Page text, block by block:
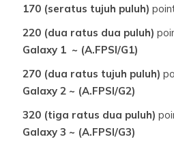
170 (seratus tujuh puluh)
220 (dua ratus dua puluh)
Galaxy 1 ~ (A.FPSI/G1)
270 (dua ratus tujuh puluh)
Galaxy 2 ~ (A.FPSI/G2)
320 (tiga ratus dua puluh)
Galaxy 3 ~ (A.FPSI/G3)